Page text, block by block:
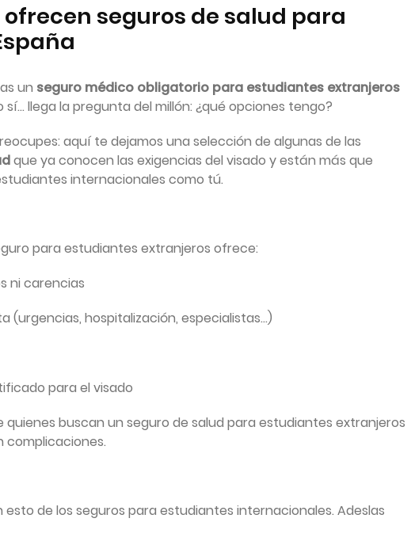
seguros de salud para
un seguro médico obligatorio para estudiantes extranjeros
sí… llega la pregunta del millón: ¿qué opciones tengo?
aquí te dejamos una selección de algunas de las
que ya conocen las exigencias del visado y están más que
internacionales como tú.
para estudiantes extranjeros ofrece:
ni carencias
(urgencias, hospitalización, especialistas…)
para el visado
quienes buscan un seguro de salud para estudiantes extranjeros
complicaciones.
de los seguros para estudiantes internacionales. Adeslas